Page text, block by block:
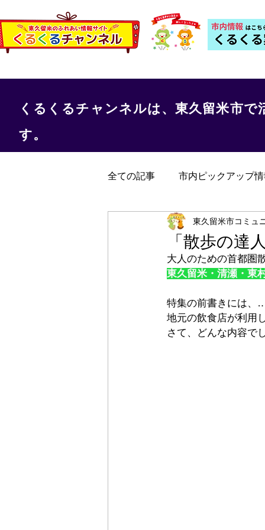
くるくるチャンネルは、東久留米市
す。
全ての記事 市内ピックアップ
くるくる保健室 事務局か
「散歩の達
東久留米市コミュ
大人のための首都圏
東久留米・清瀬・東
特集の前書きには、
地元の飲食店が利用
さて、どんな内容で